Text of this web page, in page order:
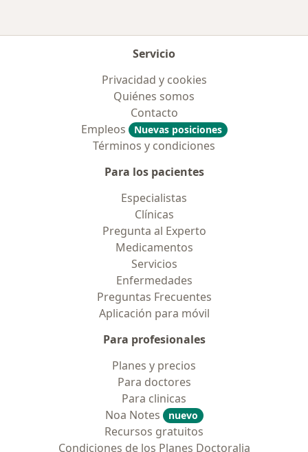
Servicio
Privacidad y cookies
Quiénes somos
Contacto
Empleos
Nuevas posiciones
Términos y condiciones
Para los pacientes
Especialistas
Clínicas
Pregunta al Experto
Medicamentos
Servicios
Enfermedades
Preguntas Frecuentes
Aplicación para móvil
Para profesionales
Planes y precios
Para doctores
Para clinicas
Noa Notes
nuevo
Recursos gratuitos
Condiciones de los Planes Doctoralia